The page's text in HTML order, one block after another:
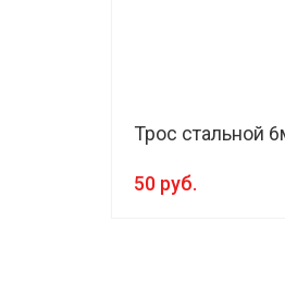
Трос стальной
50 руб.